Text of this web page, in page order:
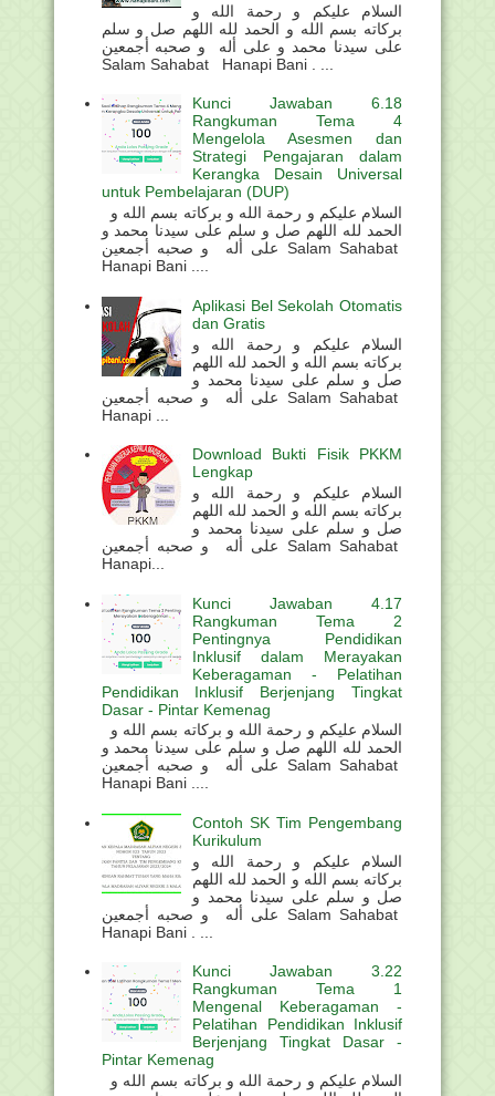
السلام عليكم و رحمة الله و
بركاته بسم الله و الحمد لله اللهم صل و سلم
على سيدنا محمد و على أله و صحبه أجمعين
Salam Sahabat Hanapi Bani . ...
Kunci Jawaban 6.18
Rangkuman Tema 4
Mengelola Asesmen dan
Strategi Pengajaran dalam
Kerangka Desain Universal
untuk Pembelajaran (DUP)
الحمد لله اللهم صل و سلم على سيدنا محمد و
على أله و صحبه أجمعين Salam Sahabat
Hanapi Bani ....
Aplikasi Bel Sekolah Otomatis
dan Gratis
السلام عليكم و رحمة الله و
بركاته بسم الله و الحمد لله اللهم
صل و سلم على سيدنا محمد و
على أله و صحبه أجمعين Salam Sahabat
Hanapi ...
Download Bukti Fisik PKKM
Lengkap
السلام عليكم و رحمة الله و
بركاته بسم الله و الحمد لله اللهم
صل و سلم على سيدنا محمد و
على أله و صحبه أجمعين Salam Sahabat
Hanapi...
Kunci Jawaban 4.17
Rangkuman Tema 2
Pentingnya Pendidikan
Inklusif dalam Merayakan
Keberagaman - Pelatihan
Pendidikan Inklusif Berjenjang Tingkat
Dasar - Pintar Kemenag
الحمد لله اللهم صل و سلم على سيدنا محمد و
على أله و صحبه أجمعين Salam Sahabat
Hanapi Bani ....
Contoh SK Tim Pengembang
Kurikulum
السلام عليكم و رحمة الله و
بركاته بسم الله و الحمد لله اللهم
صل و سلم على سيدنا محمد و
على أله و صحبه أجمعين Salam Sahabat
Hanapi Bani . ...
Kunci Jawaban 3.22
Rangkuman Tema 1
Mengenal Keberagaman -
Pelatihan Pendidikan Inklusif
Berjenjang Tingkat Dasar -
Pintar Kemenag